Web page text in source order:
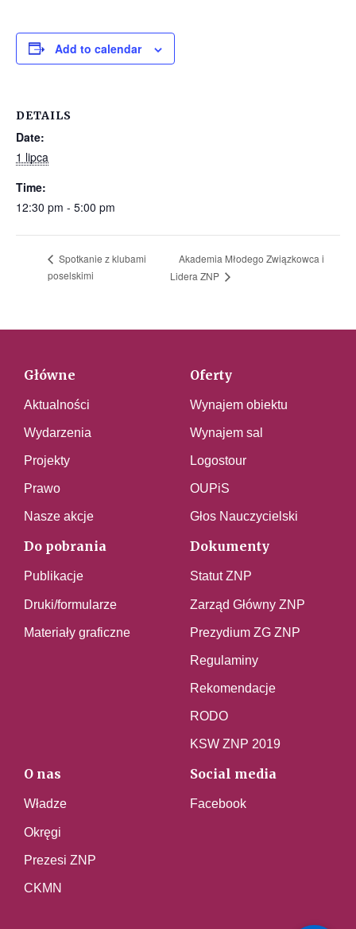
Add to calendar
DETAILS
Date:
1 lipca
Time:
12:30 pm - 5:00 pm
Spotkanie z klubami
poselskimi
Akademia Młodego Związkowca i
Lidera ZNP
Główne
Aktualności
Wydarzenia
Projekty
Prawo
Nasze akcje
Oferty
Wynajem obiektu
Wynajem sal
Logostour
OUPiS
Głos Nauczycielski
Do pobrania
Publikacje
Druki/formularze
Materiały graficzne
Dokumenty
Statut ZNP
Zarząd Główny ZNP
Prezydium ZG ZNP
Regulaminy
Rekomendacje
RODO
KSW ZNP 2019
O nas
Władze
Okręgi
Prezesi ZNP
CKMN
Social media
Facebook